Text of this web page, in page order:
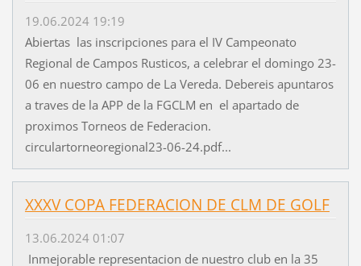
19.06.2024 19:19
Abiertas las inscripciones para el IV Campeonato
Regional de Campos Rusticos, a celebrar el domingo 23-
06 en nuestro campo de La Vereda. Debereis apuntaros
a traves de la APP de la FGCLM en el apartado de
proximos Torneos de Federacion.
circulartorneoregional23-06-24.pdf...
XXXV COPA FEDERACION DE CLM DE GOLF
13.06.2024 01:07
Inmejorable representacion de nuestro club en la 35